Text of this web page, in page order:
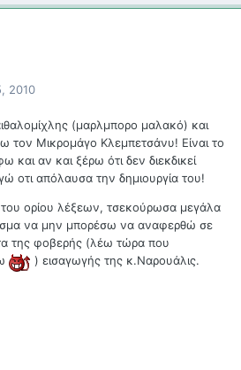
2010
(μαρλμπορο μαλακό) και
τον Μικρομάγο Κλεμπετσάνυ! Είναι το
αν και ξέρω ότι δεν διεκδικεί
οτι απόλαυσα την δημιουργία του!
ορίου λέξεων, τσεκούρωσα μεγάλα
να μην μπορέσω να αναφερθώ σε
της φοβερής (λέω τώρα που
) εισαγωγής της κ.Ναρουάλις.